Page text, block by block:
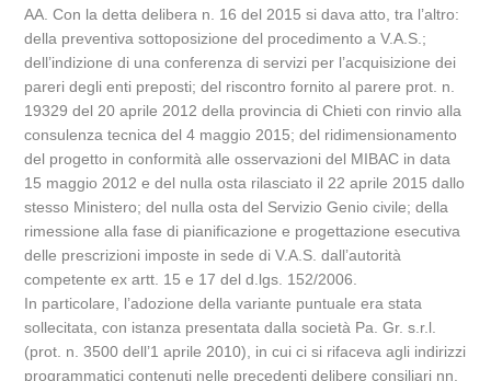
AA. Con la detta delibera n. 16 del 2015 si dava atto, tra l’altro:
della preventiva sottoposizione del procedimento a V.A.S.;
dell’indizione di una conferenza di servizi per l’acquisizione dei
pareri degli enti preposti; del riscontro fornito al parere prot. n.
19329 del 20 aprile 2012 della provincia di Chieti con rinvio alla
consulenza tecnica del 4 maggio 2015; del ridimensionamento
del progetto in conformità alle osservazioni del MIBAC in data
15 maggio 2012 e del nulla osta rilasciato il 22 aprile 2015 dallo
stesso Ministero; del nulla osta del Servizio Genio civile; della
rimessione alla fase di pianificazione e progettazione esecutiva
delle prescrizioni imposte in sede di V.A.S. dall’autorità
competente ex artt. 15 e 17 del d.lgs. 152/2006.
In particolare, l’adozione della variante puntuale era stata
sollecitata, con istanza presentata dalla società Pa. Gr. s.r.l.
(prot. n. 3500 dell’1 aprile 2010), in cui ci si rifaceva agli indirizzi
programmatici contenuti nelle precedenti delibere consiliari nn.